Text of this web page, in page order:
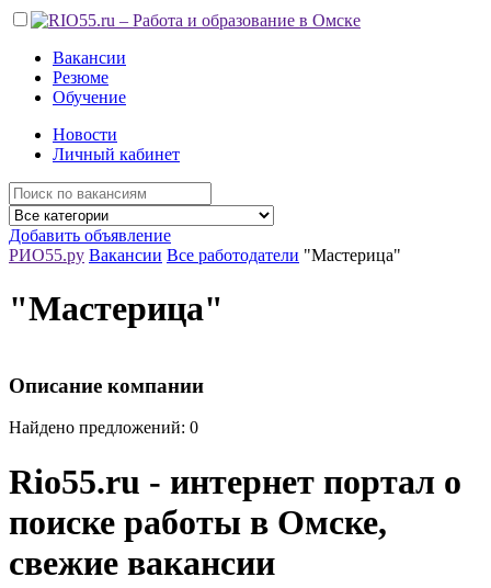
Вакансии
Резюме
Обучение
Новости
Личный кабинет
Добавить объявление
РИО55.ру Вакансии Все работодатели "Мастерица"
"Мастерица"
Описание компании
Найдено предложений: 0
Rio55.ru - интернет портал о
поиске работы в Омске,
свежие вакансии